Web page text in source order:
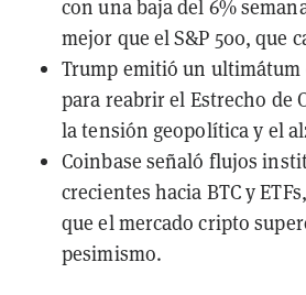
con una baja del 6%
mejor que el S&P 500, que
Trump emitió un ultimátum
para reabrir el Estrecho de
la tensión geopolítica y el
Coinbase señaló flujos
crecientes hacia BTC y
que el mercado cripto
pesimismo.